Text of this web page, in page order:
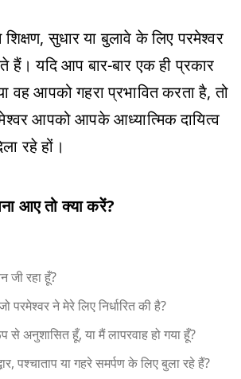
सुधार या बुलावे के लिए परमेश्वर
यदि आप बार-बार एक ही प्रकार
वह आपको गहरा प्रभावित करता है, तो
आपको आपके आध्यात्मिक दायित्व
रहे हों।
आए तो क्या करें?
जी रहा हूँ?
परमेश्वर ने मेरे लिए निर्धारित की है?
से अनुशासित हूँ, या मैं लापरवाह हो गया हूँ?
पश्चाताप या गहरे समर्पण के लिए बुला रहे हैं?